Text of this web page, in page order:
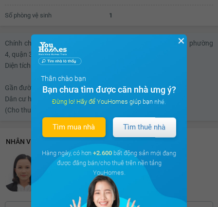
13.8 triệu
14 triệu
Số phòng vệ sinh 1
Chính chủ cần cho thuê Số nhà hẻm 404 Nguyễn Đình Chiểu phường
4, quận 3, TP HCM.
Diện tích: Ngang 3 dài 10m.
Gần đường thuận tiện đi lại, an ninh tốt.
Dân cư hiện hữu.
(Cho thuê nhà riêng - Thuê nhà riêng)
NHÂN VIÊN HỖ TRỢ 24/7
Phương Thy
Chuyên viên CSKH ưu tú nhất 2025
2632 khách hàng cảm thấy hài lòng
✕
Thân chào bạn
Bạn chưa tìm được căn nhà ưng ý?
Đừng lo! Hãy để YouHomes giúp bạn nhé.
Tìm mua nhà Tìm thuê nhà
Hàng ngày, có hơn +2.600 bất động sản mới đang
được đăng bán/cho thuê trên nền tảng
YouHomes.